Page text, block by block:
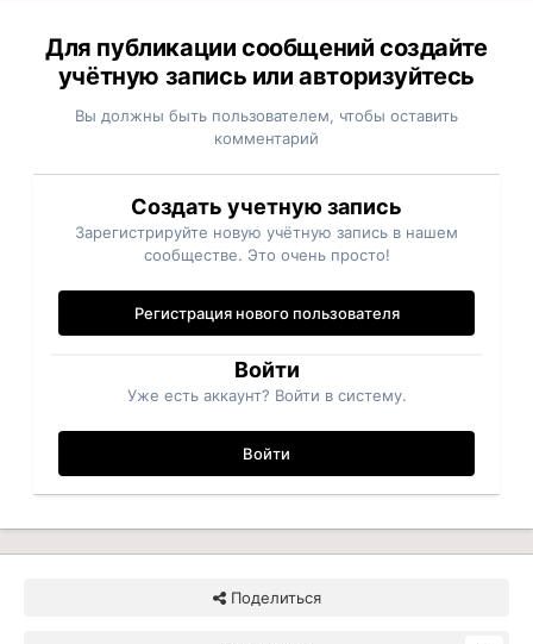
Для публикации сообщений создайте
учётную запись или авторизуйтесь
Вы должны быть пользователем, чтобы оставить
комментарий
Создать учетную запись
Зарегистрируйте новую учётную запись в нашем
сообществе. Это очень просто!
Регистрация нового пользователя
Войти
Уже есть аккаунт? Войти в систему.
Войти
Поделиться